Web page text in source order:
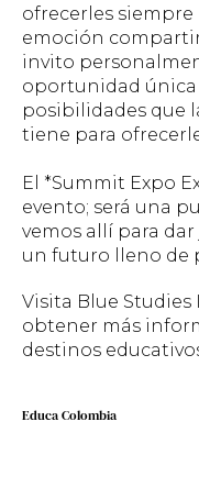
ofrecerles
emoción
invito
oportunidad única
posibilidades que
tiene para
El *Summit Expo
evento; será una
vemos allí para
un futuro lleno de
Visita Blue
obtener más
destinos
Educa Colombia